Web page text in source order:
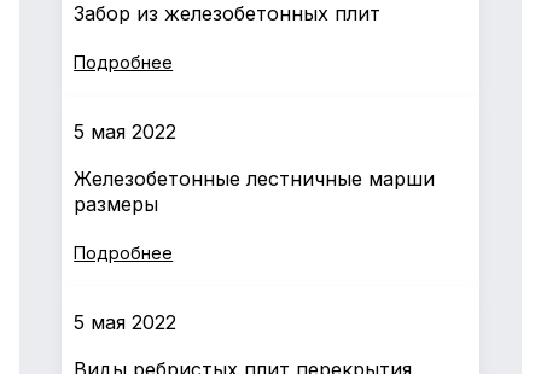
Забор из железобетонных плит
Подробнее
5 мая 2022
Железобетонные лестничные марши
размеры
Подробнее
5 мая 2022